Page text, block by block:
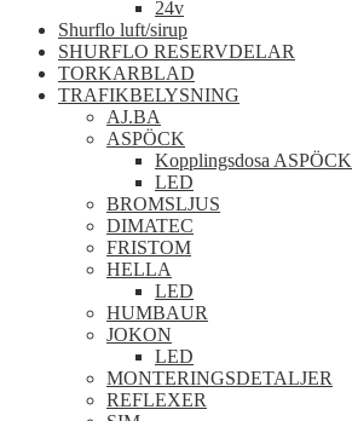
24v
Shurflo luft/sirup
SHURFLO RESERVDELAR
TORKARBLAD
TRAFIKBELYSNING
AJ.BA
ASPÖCK
Kopplingsdosa ASPÖCK
LED
BROMSLJUS
DIMATEC
FRISTOM
HELLA
LED
HUMBAUR
JOKON
LED
MONTERINGSDETALJER
REFLEXER